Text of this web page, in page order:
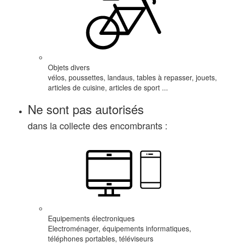
Objets divers
vélos, poussettes, landaus, tables à repasser, jouets,
articles de cuisine, articles de sport ...
Ne sont pas autorisés
dans la collecte des encombrants :
Equipements électroniques
Electroménager, équipements informatiques,
téléphones portables, téléviseurs